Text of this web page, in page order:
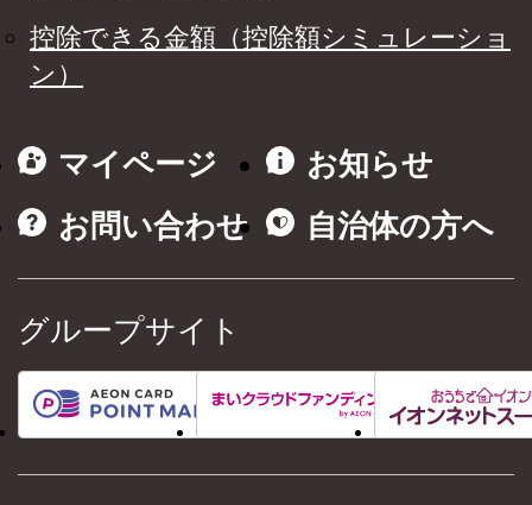
控除できる金額（控除額シミュレーショ
ン）
マイページ
お知らせ
お問い合わせ
自治体の方へ
グループサイト